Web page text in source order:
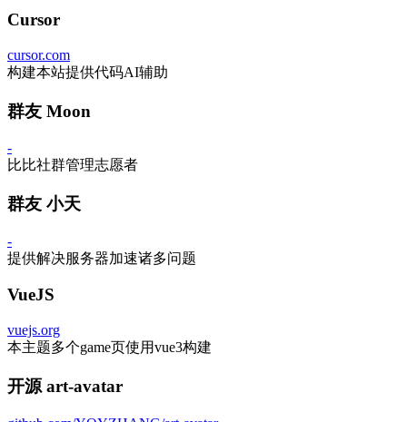
Cursor
cursor.com
构建本站提供代码AI辅助
群友 Moon
-
比比社群管理志愿者
群友 小天
-
提供解决服务器加速诸多问题
VueJS
vuejs.org
本主题多个game页使用vue3构建
开源 art-avatar